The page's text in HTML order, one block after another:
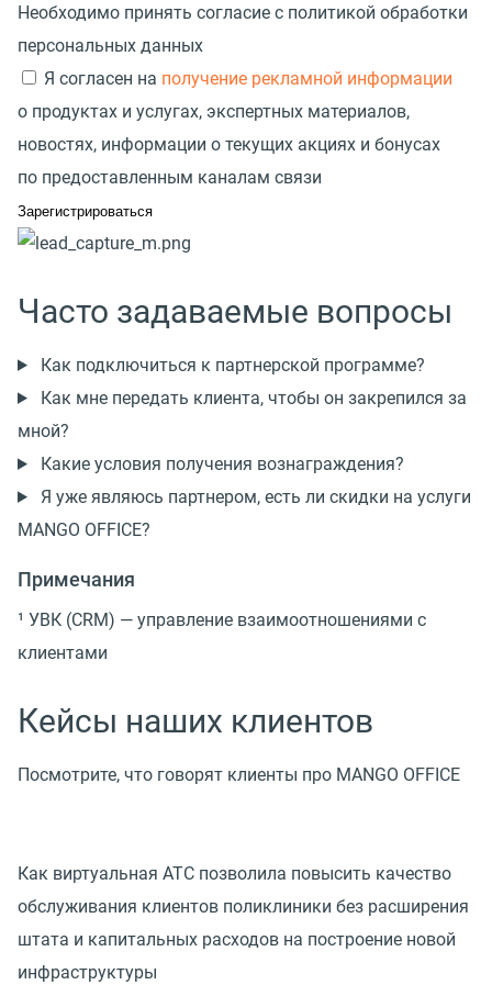
Необходимо принять согласие с политикой обработки
персональных данных
Я согласен на получение рекламной информации
о продуктах и услугах, экспертных материалов,
новостях, информации о текущих акциях и бонусах
по предоставленным каналам связи
Часто задаваемые вопросы
Как подключиться к партнерской программе?
Как мне передать клиента, чтобы он закрепился за
мной?
Какие условия получения вознаграждения?
Я уже являюсь партнером, есть ли скидки на услуги
MANGO OFFICE?
Примечания
¹ УВК (CRM) — управление взаимоотношениями с
клиентами
Кейсы наших клиентов
Посмотрите, что говорят клиенты про MANGO OFFICE
Как виртуальная АТС позволила повысить качество
обслуживания клиентов поликлиники без расширения
штата и капитальных расходов на построение новой
инфраструктуры